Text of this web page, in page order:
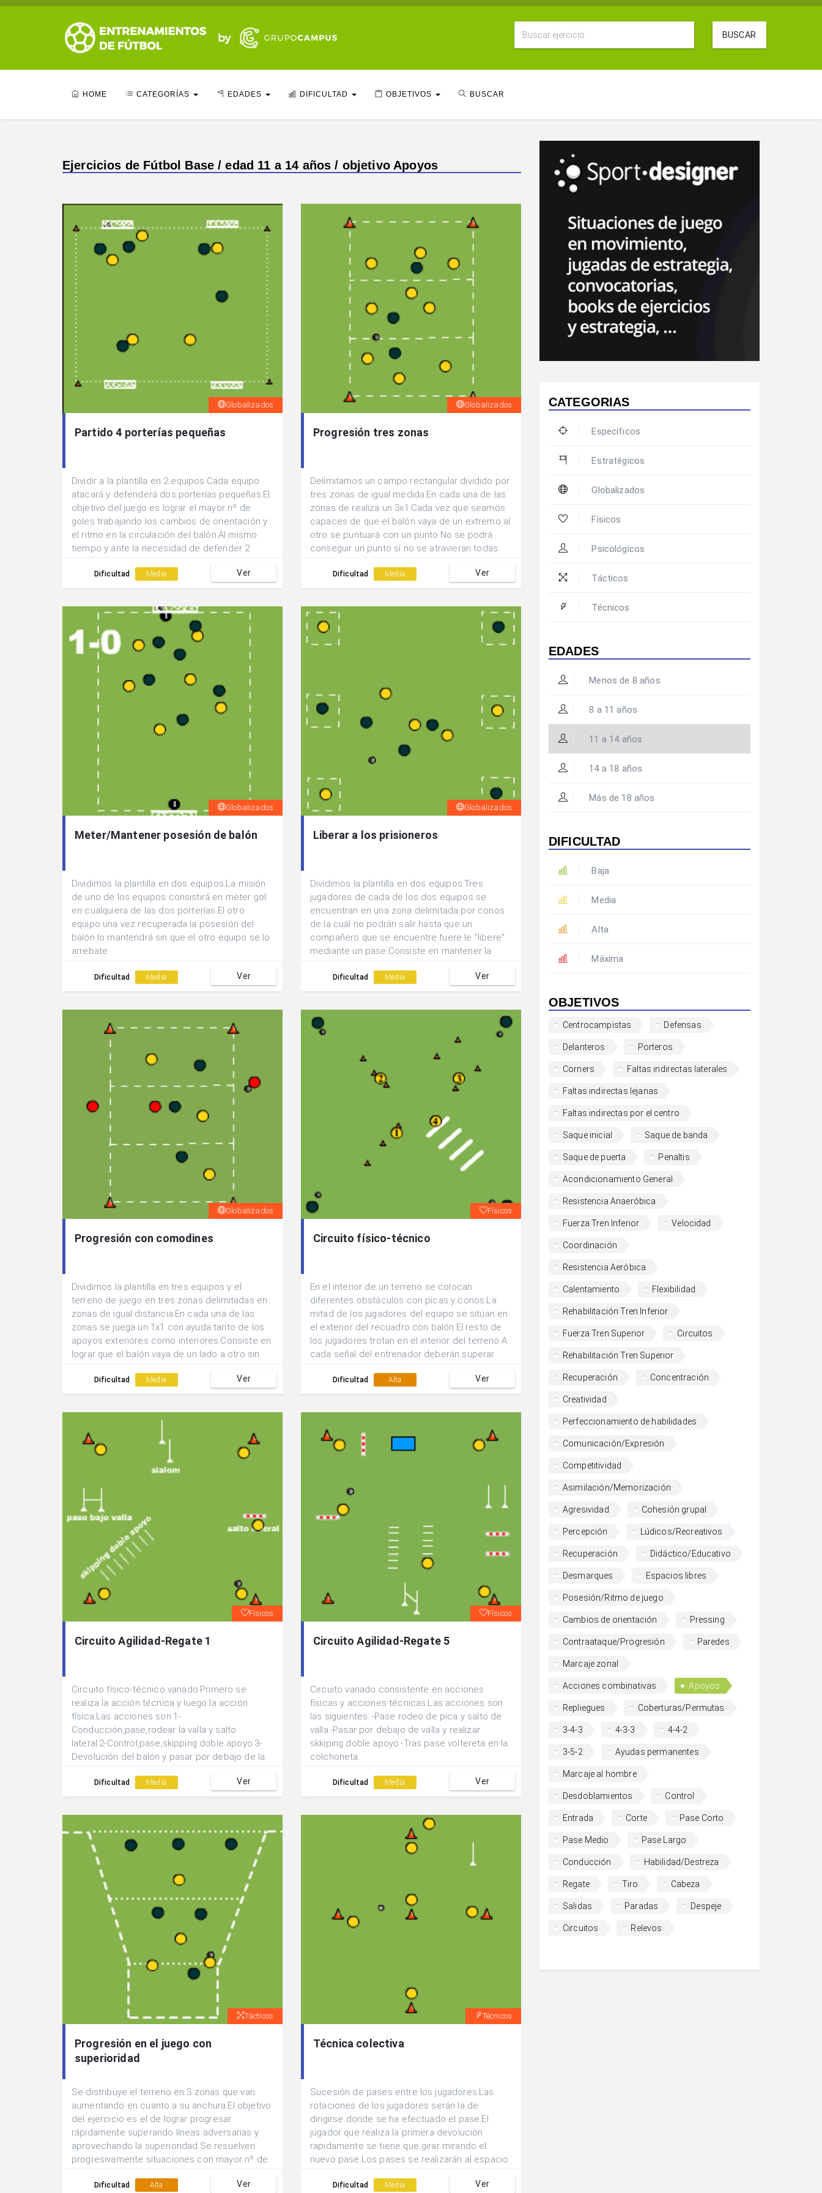
BUSCAR
HOME CATEGORÍAS EDADES DIFICULTAD OBJETIVOS BUSCAR
Ejercicios de Fútbol Base / edad 11 a 14 años / objetivo Apoyos
Globalizados
Partido 4 porterías pequeñas
Dividir a la plantilla en 2 equipos.Cada equipo
atacará y defenderá dos porterías pequeñas.El
objetivo del juego es lograr el mayor nº de
goles trabajando los cambios de orientación y
el ritmo en la circulación del balón.Al mismo
tiempo y ante la necesidad de defender 2
trabajar la defensa zonal, con coberturas,
permutas y basculación de todos los
Dificultad Media Ver
Globalizados
Progresión tres zonas
Delimitamos un campo rectangular dividido por
tres zonas de igual medida.En cada una de las
zonas de realiza un 3x1.Cada vez que seamos
capaces de que el balón vaya de un extremo al
otro se puntuará con un punto.No se podrá
conseguir un punto si no se atravieran todas
Dificultad Media Ver
Globalizados
Meter/Mantener posesión de balón
Dividimos la plantilla en dos equipos.La misión
de uno de los equipos consistirá en meter gol
en cualquiera de las dos porterías.El otro
equipo una vez recuperada la posesión del
balón lo mantendrá sin que el otro equipo se lo
arrebate.
Dificultad Media Ver
Globalizados
Liberar a los prisioneros
Dividimos la plantilla en dos equipos.Tres
jugadores de cada de los dos equipos se
encuentran en una zona delimitada por conos
de la cuál no podrán salir hasta que un
compañero que se encuentre fuere le "libere"
mediante un pase.Consiste en mantener la
compañeros posibles.
Dificultad Media Ver
Globalizados
Progresión con comodines
Dividimos la plantilla en tres equipos y el
terreno de juego en tres zonas delimitadas en
zonas de igual distancia.En cada una de las
zonas se juega un 1x1 con ayuda tanto de los
apoyos exteriores como interiores.Consiste en
lograr que el balón vaya de un lado a otro sin
Dificultad Media Ver
Físicos
Circuito físico-técnico
En el interior de un terreno se colocan
diferentes obstáculos con picas y conos.La
mitad de los jugadores del equipo se sitúan en
el exterior del recuadro con balón.El resto de
los jugadores trotan en el interior del terreno.A
cada señal del entrenador deberán superar
giros...)y realizar una devolución a un toque a
algún jugador exterior.
Dificultad Alta Ver
Físicos
Circuito Agilidad-Regate 1
Circuito físico-técnico variado.Primero se
realiza la acción técnica y luego la acción
física.Las acciones son:1-
Conducción,pase,rodear la valla y salto
lateral.2-Control,pase,skipping doble apoyo.3-
Devolución del balón y pasar por debajo de la
Dificultad Media Ver
Físicos
Circuito Agilidad-Regate 5
Circuito variado consistente en acciones
físicas y acciones técnicas.Las acciones son
las siguientes:.-Pase rodeo de pica y salto de
valla.-Pasar por debajo de valla y realizar
skkiping doble apoyo.-Tras pase voltereta en la
colchoneta.
Dificultad Media Ver
Tácticos
Progresión en el juego con
superioridad
Se distribuye el terreno en 3 zonas que van
aumentando en cuanto a su anchura.El objetivo
del ejercicio es el de lograr progresar
rápidamente superando líneas adversarias y
aprovechando la superioridad.Se resuelven
progresivamente situaciones con mayor nº de
minutos para lograr desbordar en mayor nº de
Dificultad Alta Ver
Técnicos
Técnica colectiva
Sucesión de pases entre los jugadores.Las
rotaciones de los jugadores serán la de
dirigirse donde se ha efectuado el pase.El
jugador que realiza la primera devolución
rapidamente se tiene que girar mirando el
nuevo pase.Los pases se realizarán al espacio
compañero.A la hora de buscar el regate se
Dificultad Media Ver
CATEGORIAS
Específicos
Estratégicos
Globalizados
Físicos
Psicológicos
Tácticos
Técnicos
EDADES
Menos de 8 años
8 a 11 años
11 a 14 años
14 a 18 años
Más de 18 años
DIFICULTAD
Baja
Media
Alta
Máxima
OBJETIVOS
Centrocampistas Defensas
Delanteros Porteros
Corners Faltas indirectas laterales
Faltas indirectas lejanas
Faltas indirectas por el centro
Saque inicial Saque de banda
Saque de puerta Penaltis
Acondicionamiento General
Resistencia Anaeróbica
Fuerza Tren Inferior Velocidad
Coordinación
Resistencia Aeróbica
Calentamiento Flexibilidad
Rehabilitación Tren Inferior
Fuerza Tren Superior Circuitos
Rehabilitación Tren Superior
Recuperación Concentración
Creatividad
Perfeccionamiento de habilidades
Comunicación/Expresión
Competitividad
Asimilación/Memorización
Agresividad Cohesión grupal
Percepción Lúdicos/Recreativos
Recuperación Didáctico/Educativo
Desmarques Espacios libres
Posesión/Ritmo de juego
Cambios de orientación Pressing
Contraataque/Progresión Paredes
Marcaje zonal
Acciones combinativas Apoyos
Repliegues Coberturas/Permutas
3-4-3 4-3-3 4-4-2
3-5-2 Ayudas permanentes
Marcaje al hombre
Desdoblamientos Control
Entrada Corte Pase Corto
Pase Medio Pase Largo
Conducción Habilidad/Destreza
Regate Tiro Cabeza
Salidas Paradas Despeje
Circuitos Relevos